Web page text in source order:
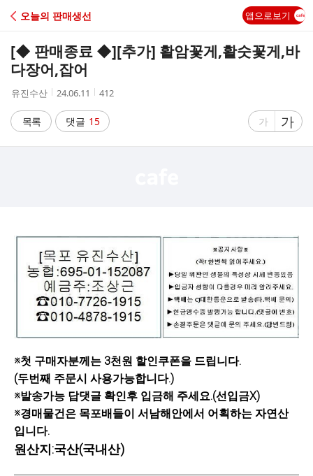
C
A
오늘의 판매생선 앱으로보기
[◆ 판매종료 ◆][추가] 활암꽃게,활숫꽃게,바
다장어,잡어
작
자
유진수산
작
시
간
24.06.11
조
수
412
목록 댓글 15
글
가
글
자
가
※첫 구매자분께는 3천원 할인쿠폰을 드립니다.
(두번째 주문시 사용가능합니다.)
※발송가능 답댓글 확인후 입금해 주세요.(선입금X)
※경매물건은 목포배들이 서남해안에서 어획하는 자연산
입니다.
원산지:국산(국내산)